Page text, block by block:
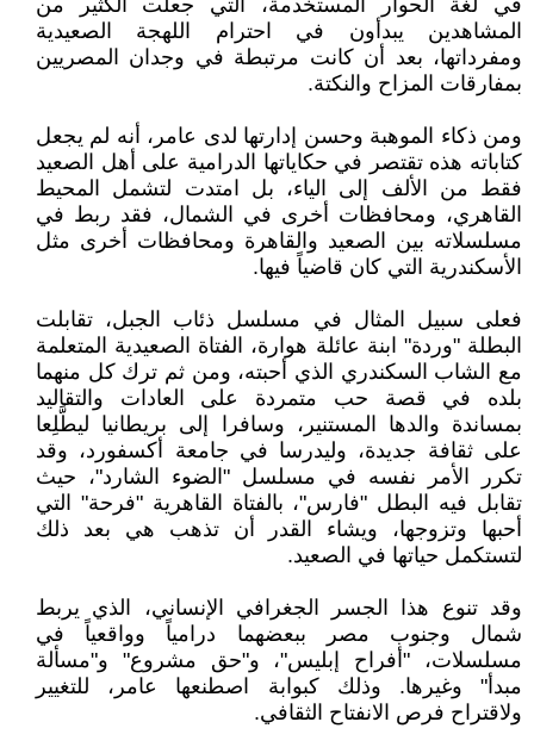
في لغة الحوار المستخدمة، التي جعلت الكثير من
المشاهدين يبدأون في احترام اللهجة الصعيدية
ومفرداتها، بعد أن كانت مرتبطة في وجدان المصريين
بمفارقات المزاح والنكتة.
ومن ذكاء الموهبة وحسن إدارتها لدى عامر، أنه لم يجعل
كتاباته هذه تقتصر في حكاياتها الدرامية على أهل الصعيد
فقط من الألف إلى الياء، بل امتدت لتشمل المحيط
القاهري، ومحافظات أخرى في الشمال، فقد ربط في
مسلسلاته بين الصعيد والقاهرة ومحافظات أخرى مثل
الأسكندرية التي كان قاضياً فيها.
فعلى سبيل المثال في مسلسل ذئاب الجبل، تقابلت
البطلة "وردة" ابنة عائلة هوارة، الفتاة الصعيدية المتعلمة
مع الشاب السكندري الذي أحبته، ومن ثم ترك كل منهما
بلده في قصة حب متمردة على العادات والتقاليد
بمساندة والدها المستنير، وسافرا إلى بريطانيا ليطَّلِعا
على ثقافة جديدة، وليدرسا في جامعة أكسفورد، وقد
تكرر الأمر نفسه في مسلسل "الضوء الشارد"، حيث
تقابل فيه البطل "فارس"، بالفتاة القاهرية "فرحة" التي
أحبها وتزوجها، ويشاء القدر أن تذهب هي بعد ذلك
لتستكمل حياتها في الصعيد.
وقد تنوع هذا الجسر الجغرافي الإنساني، الذي يربط
شمال وجنوب مصر ببعضهما درامياً وواقعياً في
مسلسلات، "أفراح إبليس"، و"حق مشروع" و"مسألة
مبدأ" وغيرها. وذلك كبوابة اصطنعها عامر، للتغيير
ولاقتراح فرص الانفتاح الثقافي.